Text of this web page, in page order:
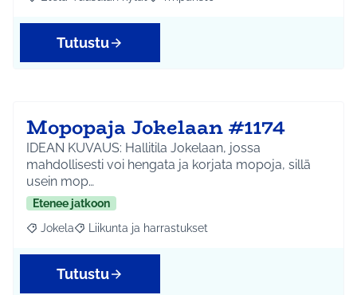
Rajaa tulokset aihepiirin mukaan: Etelä-Tuusulan kylät
Rajaa tulokset teeman mukaan:
Tutustu
Mopopaja Jokelaan #1174
IDEAN KUVAUS: Hallitila Jokelaan, jossa
mahdollisesti voi hengata ja korjata mopoja, sillä
usein mop…
Etenee jatkoon
Rajaa tulokset aihepiirin mukaan: Jokela
Jokela Rajaa tulokset teeman mukaan: Liikunta ja
Liikunta ja harrastukset
Tutustu